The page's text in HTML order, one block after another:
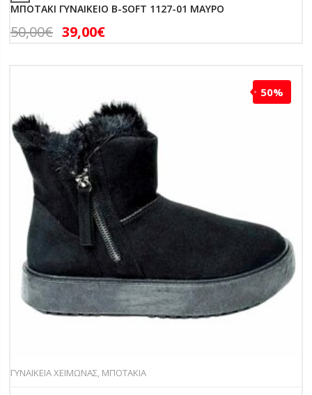
ΜΠΟΤΑΚΙ ΓΥΝΑΙΚΕΙΟ B-SOFT 1127-01 ΜΑΥΡΟ
50,00€ 39,00€
50%
ΓΥΝΑΙΚΕΙΑ ΧΕΙΜΩΝΑΣ, ΜΠΟΤΑΚΙΑ